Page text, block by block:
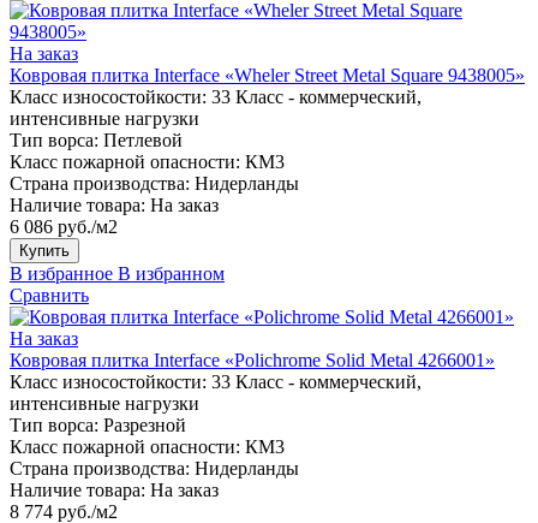
На заказ
Ковровая плитка Interface «Wheler Street Metal Square 9438005»
Класс износостойкости: 33 Класс - коммерческий,
интенсивные нагрузки
Тип ворса: Петлевой
Класс пожарной опасности: КМ3
Страна производства: Нидерланды
Наличие товара: На заказ
6 086 руб./м2
Купить
В избранное В избранном
Сравнить
На заказ
Ковровая плитка Interface «Polichrome Solid Metal 4266001»
Класс износостойкости: 33 Класс - коммерческий,
интенсивные нагрузки
Тип ворса: Разрезной
Класс пожарной опасности: КМ3
Страна производства: Нидерланды
Наличие товара: На заказ
8 774 руб./м2